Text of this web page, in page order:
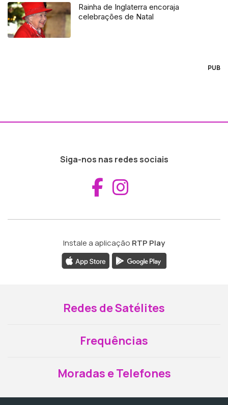
Rainha de Inglaterra encoraja
celebrações de Natal
PUB
Siga-nos nas redes sociais
Aceder ao
Instale a aplicação RTP Play
Redes de Satélites
Frequências
Moradas e Telefones